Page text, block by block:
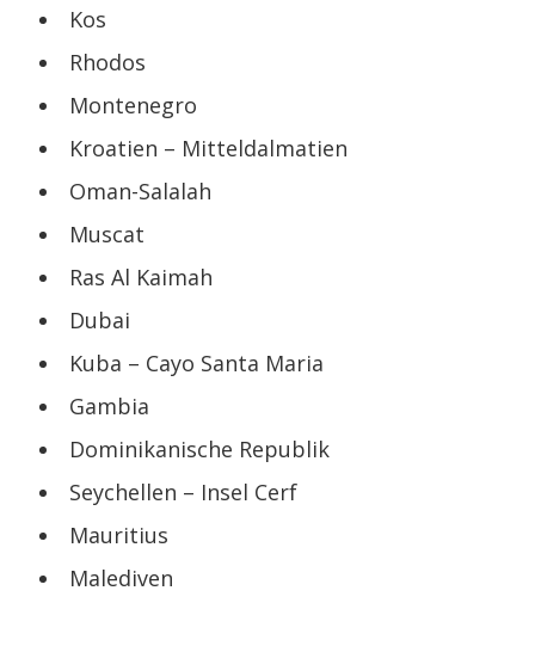
Kos
Rhodos
Montenegro
Kroatien – Mitteldalmatien
Oman-Salalah
Muscat
Ras Al Kaimah
Dubai
Kuba – Cayo Santa Maria
Gambia
Dominikanische Republik
Seychellen – Insel Cerf
Mauritius
Malediven